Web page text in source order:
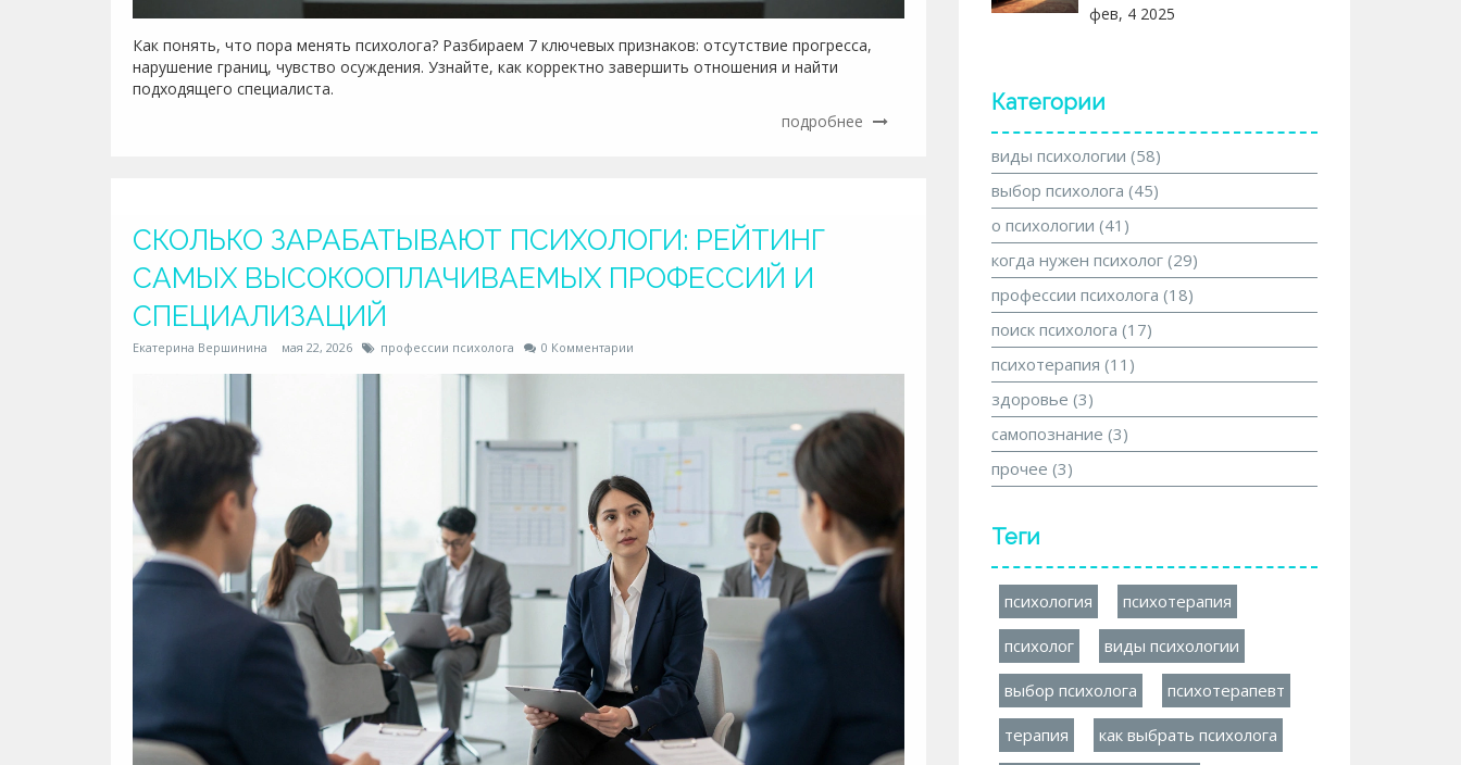
Как понять, что пора менять психолога? Разбираем 7 ключевых признаков: отсутствие прогресса,
нарушение границ, чувство осуждения. Узнайте, как корректно завершить отношения и найти
подходящего специалиста.
подробнее
СКОЛЬКО ЗАРАБАТЫВАЮТ ПСИХОЛОГИ: РЕЙТИНГ
САМЫХ ВЫСОКООПЛАЧИВАЕМЫХ ПРОФЕССИЙ И
СПЕЦИАЛИЗАЦИЙ
Екатерина Вершинина мая 22, 2026 профессии психолога 0 Комментарии
фев, 4 2025
Категории
виды психологии (58)
выбор психолога (45)
о психологии (41)
когда нужен психолог (29)
профессии психолога (18)
поиск психолога (17)
психотерапия (11)
здоровье (3)
самопознание (3)
прочее (3)
Теги
психология психотерапия
психолог виды психологии
выбор психолога психотерапевт
терапия как выбрать психолога